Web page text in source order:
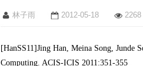
林子雨 2012-05-18 2268
[HanSS11]Jing Han, Meina Song, Junde
Computing. ACIS-ICIS 2011:351-355